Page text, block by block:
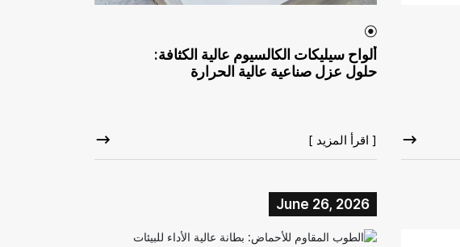
ألواح سيليكات الكالسيوم عالية الكثافة:
حلول عزل صناعية عالية الحرارة
[ اقرأ المزيد ]
June 26, 2026